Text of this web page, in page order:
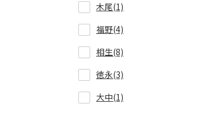
木尾(1)
福野(4)
相生(8)
徳永(3)
大中(1)